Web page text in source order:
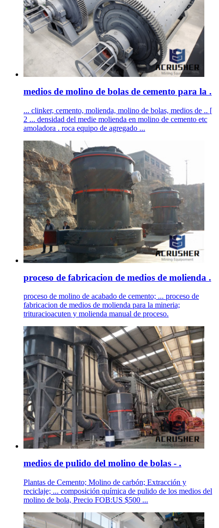
medios de molino de bolas de cemento para la .
... clinker, cemento, molienda, molino de bolas, medios de .. [
2 ... densidad del medie molienda en molino de cemento etc
amoladora . roca equipo de agregado ...
proceso de fabricacion de medios de molienda .
proceso de molino de acabado de cemento; ... proceso de
fabricacion de medios de molienda para la mineria;
trituracioacuten y molienda manual de proceso.
medios de pulido del molino de bolas - .
Plantas de Cemento; Molino de carbón; Extracción y
reciclaje; ... composición química de pulido de los medios del
molino de bola, Precio FOB:US $500 ...